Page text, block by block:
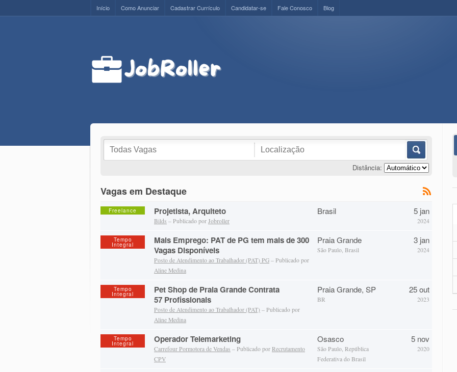
Início Como Anunciar Cadastrar Currículo Candidatar-se Fale Conosco Blog
Distância:
Vagas em Destaque
Freelance Projetista, Arquiteto
Bilds – Publicado por Jobroller
Brasil 5 jan
2024
Tempo
Integral
Mais Emprego: PAT de PG tem mais de 300
Vagas Disponíveis
Posto de Atendimento ao Trabalhador (PAT) PG – Publicado por
Aline Medina
Praia Grande
São Paulo, Brasil
3 jan
2024
Tempo
Integral
Pet Shop de Praia Grande Contrata
57 Profissionais
Posto de Atendimento ao Trabalhador (PAT) – Publicado por
Aline Medina
Praia Grande, SP
BR
25 out
2023
Tempo
Integral Operador Telemarketing
Carrefour Pormotora de Vendas – Publicado por Recrutamento
CPV
Osasco
São Paulo, República
Federativa do Brasil
5 nov
2020